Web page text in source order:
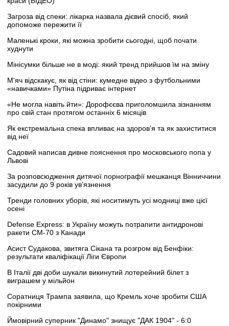
Загроза від спеки: лікарка назвала дієвий спосіб, який
допоможе пережити її
Маленькі кроки, які можна зробити сьогодні, щоб почати
худнути
Мінісумки більше не в моді: який тренд прийшов їм на зміну
М'яч відскакує, як від стіни: кумедне відео з футбольними
«навичками» Путіна підриває інтернет
«Не могла навіть йти»: Дорофєєва приголомшила зізнанням
про свій стан протягом останніх 6 місяців
Як екстремальна спека впливає на здоров’я та як захиститися
від неї
Садовий написав дивне пояснення про московського попа у
Львові
За розповсюдження дитячої порнографії мешканця Вінниччини
засудили до 9 років ув’язнення
Тренди головних уборів, які носитимуть усі модниці вже цієї
осені
Defense Express: в Україну можуть потрапити антидронові
ракети CM-70 з Канади
Асист Судакова, звитяга Сікана та розгром від Бенфіки:
результати кваліфікації Ліги Європи
В Італії дві доби шукали викинутий лотерейний білет з
виграшем у мільйон
Соратниця Трампа заявила, що Кремль хоче зробити США
покірними
Ймовірний суперник "Динамо" знищує "ДАК 1904" - 6:0